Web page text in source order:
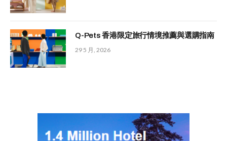
Q-Pets 香港限定旅行情境推薦與選購指南
29 5 月, 2026